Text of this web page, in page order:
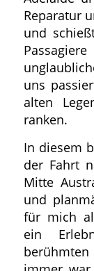
Reparatur
und
uns
alten
ranken.
In diesem
der Fahrt
Mitte
und
für mich
ein